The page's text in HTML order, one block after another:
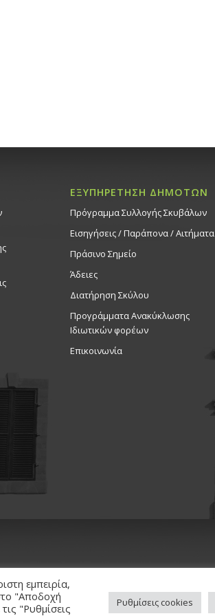
ΕΞΥΠΗΡΕΤΗΣΗ ΔΗΜΟΤΩΝ
Πρόγραμμα Συλλογής Σκυβάλων
Εισηγήσεις / Παράπονα / Αιτήματα
Πράσινο Σημείο
Άδειες
Διατήρηση Σκύλου
Προγράμματα Ανακύκλωσης
Ιδιωτικών φορέων
Επικοινωνία
εμπειρία,
"Αποδοχή
"Ρυθμίσεις
Ρυθμίσεις cookies